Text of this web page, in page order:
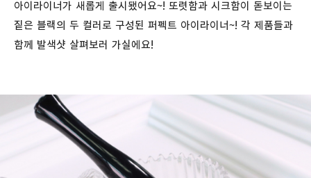
아이라이너가 새롭게 출시됐어요~! 또렷함과 시크함이 돋보이는
짙은 블랙의 두 컬러로 구성된 퍼펙트 아이라이너~! 각 제품들과
함께 발색샷 살펴보러 가실에요!